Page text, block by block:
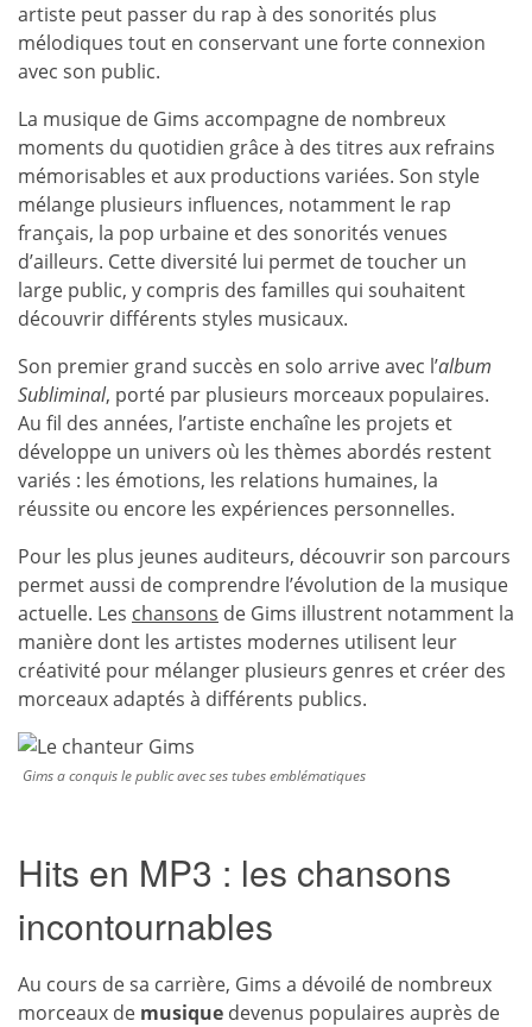
artiste peut passer du rap à des sonorités plus
mélodiques tout en conservant une forte connexion
avec son public.
La musique de Gims accompagne de nombreux
moments du quotidien grâce à des titres aux refrains
mémorisables et aux productions variées. Son style
mélange plusieurs influences, notamment le rap
français, la pop urbaine et des sonorités venues
d’ailleurs. Cette diversité lui permet de toucher un
large public, y compris des familles qui souhaitent
découvrir différents styles musicaux.
Son premier grand succès en solo arrive avec l’album
Subliminal, porté par plusieurs morceaux populaires.
Au fil des années, l’artiste enchaîne les projets et
développe un univers où les thèmes abordés restent
variés : les émotions, les relations humaines, la
réussite ou encore les expériences personnelles.
Pour les plus jeunes auditeurs, découvrir son parcours
permet aussi de comprendre l’évolution de la musique
actuelle. Les chansons de Gims illustrent notamment la
manière dont les artistes modernes utilisent leur
créativité pour mélanger plusieurs genres et créer des
morceaux adaptés à différents publics.
Gims a conquis le public avec ses tubes emblématiques
Hits en MP3 : les chansons
incontournables
Au cours de sa carrière, Gims a dévoilé de nombreux
morceaux de musique devenus populaires auprès de